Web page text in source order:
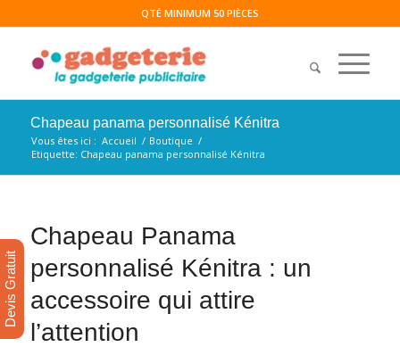
QTÉ MINIMUM 50 PIÈCES
Chapeau panama personnalisé Kénitra
Vous êtes ici : Accueil / Boutique /
Etiquette: Chapeau panama personnalisé Kénitra
Chapeau Panama
personnalisé Kénitra : un
accessoire qui attire
l’attention
Devis Gratuit